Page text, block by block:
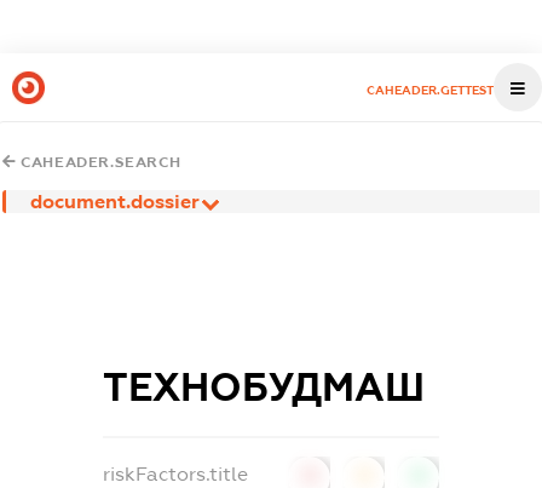
CAHEADER.GETTEST
CAHEADER.SEARCH
document.dossier
ТЕХНОБУДМАШ
riskFactors.title